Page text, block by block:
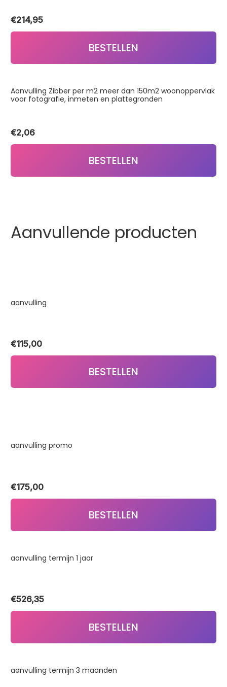
€214,95
BESTELLEN
Aanvulling Zibber per m2 meer dan 150m2 woonoppervlak
voor fotografie, inmeten en plattegronden
€2,06
BESTELLEN
Aanvullende producten
aanvulling
€115,00
BESTELLEN
aanvulling promo
€175,00
BESTELLEN
aanvulling termijn 1 jaar
€526,35
BESTELLEN
aanvulling termijn 3 maanden